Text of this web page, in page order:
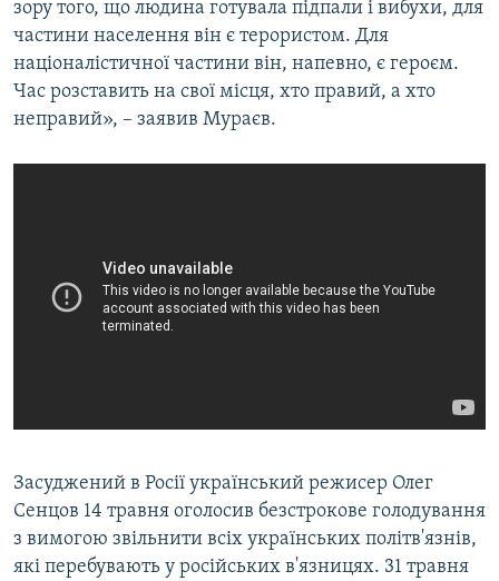
зору того, що людина готувала підпали і вибухи, для
частини населення він є терористом. Для
націоналістичної частини він, напевно, є героєм.
Час розставить на свої місця, хто правий, а хто
неправий», – заявив Мураєв.
Засуджений в Росії український режисер Олег
Сенцов 14 травня оголосив безстрокове голодування
з вимогою звільнити всіх українських політв'язнів,
які перебувають у російських в'язницях. 31 травня